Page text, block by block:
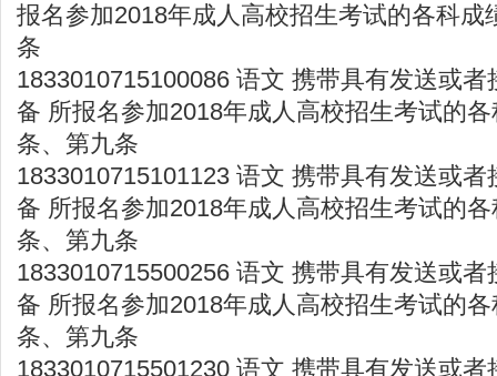
报名参加2018年成人高校招生考试的各科成
条
1833010715100086 语文 携带具有发送或
备 所报名参加2018年成人高校招生考试的
条、第九条
1833010715101123 语文 携带具有发送或
备 所报名参加2018年成人高校招生考试的
条、第九条
1833010715500256 语文 携带具有发送或
备 所报名参加2018年成人高校招生考试的
条、第九条
1833010715501230 语文 携带具有发送或